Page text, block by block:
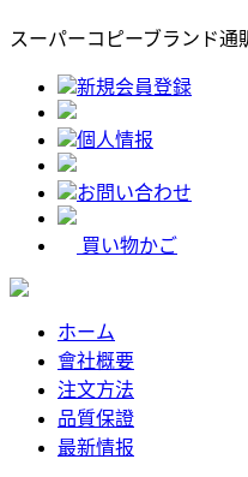
スーパーコピーブランド通
新規会員登録
個人情报
お問い合わせ
買い物かご
ホーム
會社概要
注文方法
品質保證
最新情报